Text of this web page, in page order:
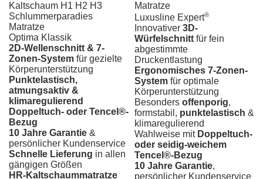
Comfort
44®
MOTOR
Sleep
Best
Matratze
Optima Klassik
2D-Wellenschnitt & 7-
Zonen-System für gezielte
Körperunterstützung
Punktelastisch,
atmungsaktiv &
klimaregulierend
Doppeltuch- oder Tencel®-
Bezug
10 Jahre Garantie &
persönlicher Kundenservice
Schnelle Lieferung in allen
gängigen Größen
HR-Kaltschaummatratze
Matratze
Luxusline Expert®
Innovativer 3D-
Würfelschnitt für fein
abgestimmte
Druckentlastung
Ergonomisches 7-Zonen-
System für optimale
Körperunterstützung
Besonders offenporig,
formstabil, punktelastisch &
klimaregulierend
Wahlweise mit Doppeltuch-
oder seidig-weichem
Tencel®-Bezug
10 Jahre Garantie,
persönlicher Kundenservice